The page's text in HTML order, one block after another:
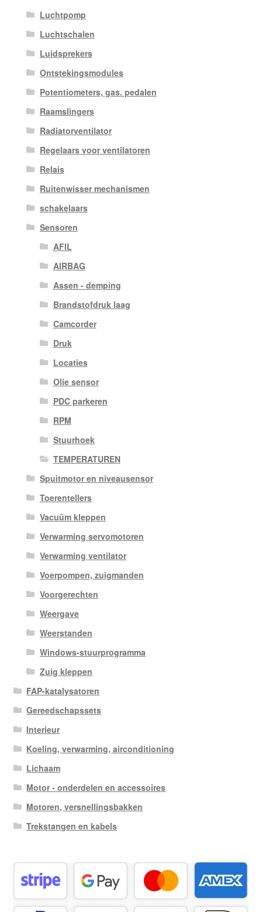
Luchtpomp
Luchtschalen
Luidsprekers
Ontstekingsmodules
Potentiometers, gas. pedalen
Raamslingers
Radiatorventilator
Regelaars voor ventilatoren
Relais
Ruitenwisser mechanismen
schakelaars
Sensoren
AFIL
AIRBAG
Assen - demping
Brandstofdruk laag
Camcorder
Druk
Locaties
Olie sensor
PDC parkeren
RPM
Stuurhoek
TEMPERATUREN
Spuitmotor en niveausensor
Toerentellers
Vacuüm kleppen
Verwarming servomotoren
Verwarming ventilator
Voerpompen, zuigmanden
Voorgerechten
Weergave
Weerstanden
Windows-stuurprogramma
Zuig kleppen
FAP-katalysatoren
Gereedschapssets
Interieur
Koeling, verwarming, airconditioning
Lichaam
Motor - onderdelen en accessoires
Motoren, versnellingsbakken
Trekstangen en kabels